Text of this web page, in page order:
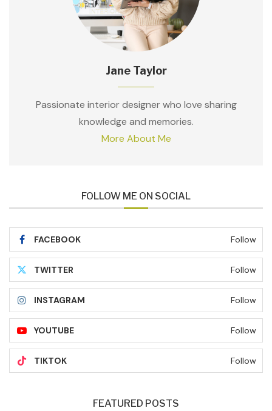
Jane Taylor
Passionate interior designer who love sharing
knowledge and memories.
More About Me
FOLLOW ME ON SOCIAL
FACEBOOK Follow
TWITTER Follow
INSTAGRAM Follow
YOUTUBE Follow
TIKTOK Follow
FEATURED POSTS